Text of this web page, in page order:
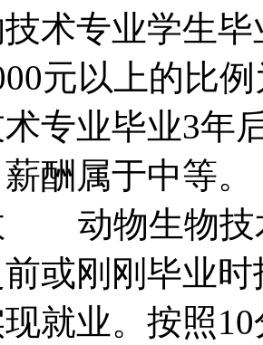
术专业学生
元以上的比
专业毕业3年
薪酬属于中
动物生物技
或刚刚毕业
就业。按照